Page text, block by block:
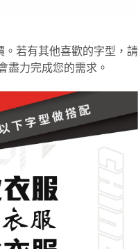
。若有其他喜歡的字型，請
盡力完成您的需求。